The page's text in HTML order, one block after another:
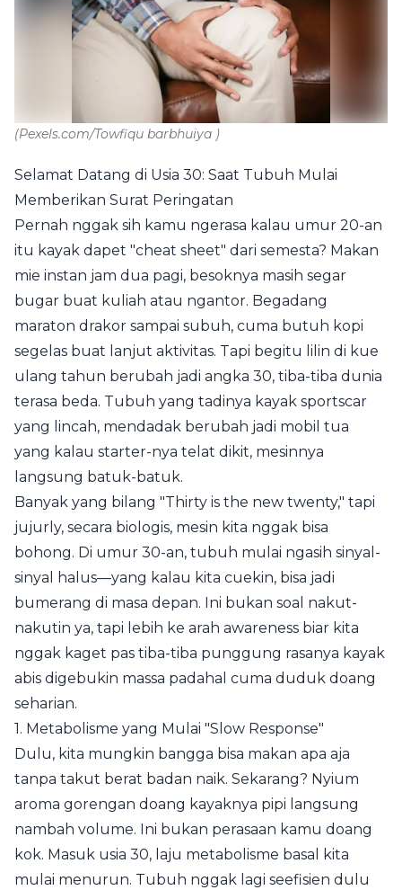
(Pexels.com/Towfiqu barbhuiya )
Selamat Datang di Usia 30: Saat Tubuh Mulai
Memberikan Surat Peringatan
Pernah nggak sih kamu ngerasa kalau umur 20-an
itu kayak dapet "cheat sheet" dari semesta? Makan
mie instan jam dua pagi, besoknya masih segar
bugar buat kuliah atau ngantor. Begadang
maraton drakor sampai subuh, cuma butuh kopi
segelas buat lanjut aktivitas. Tapi begitu lilin di kue
ulang tahun berubah jadi angka 30, tiba-tiba dunia
terasa beda. Tubuh yang tadinya kayak sportscar
yang lincah, mendadak berubah jadi mobil tua
yang kalau starter-nya telat dikit, mesinnya
langsung batuk-batuk.
Banyak yang bilang "Thirty is the new twenty," tapi
jujurly, secara biologis, mesin kita nggak bisa
bohong. Di umur 30-an, tubuh mulai ngasih sinyal-
sinyal halus—yang kalau kita cuekin, bisa jadi
bumerang di masa depan. Ini bukan soal nakut-
nakutin ya, tapi lebih ke arah awareness biar kita
nggak kaget pas tiba-tiba punggung rasanya kayak
abis digebukin massa padahal cuma duduk doang
seharian.
1. Metabolisme yang Mulai "Slow Response"
Dulu, kita mungkin bangga bisa makan apa aja
tanpa takut berat badan naik. Sekarang? Nyium
aroma gorengan doang kayaknya pipi langsung
nambah volume. Ini bukan perasaan kamu doang
kok. Masuk usia 30, laju metabolisme basal kita
mulai menurun. Tubuh nggak lagi seefisien dulu